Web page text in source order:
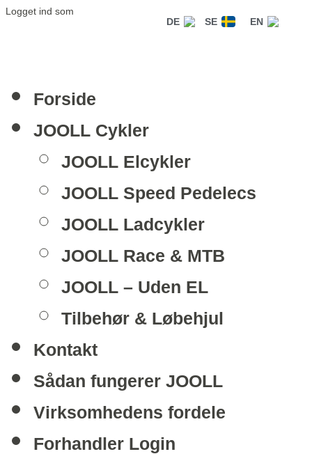
Logget ind som
Forside
JOOLL Cykler
JOOLL Elcykler
JOOLL Speed Pedelecs
JOOLL Ladcykler
JOOLL Race & MTB
JOOLL – Uden EL
Tilbehør & Løbehjul
Kontakt
Sådan fungerer JOOLL
Virksomhedens fordele
Forhandler Login
DE SE EN